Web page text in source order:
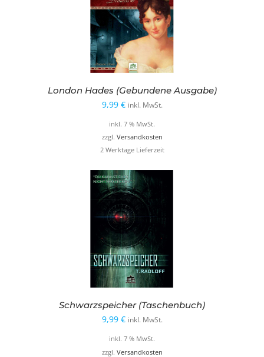
London Hades (Gebundene Ausgabe)
9,99 € inkl. MwSt.
inkl. 7 % MwSt.
zzgl. Versandkosten
2 Werktage Lieferzeit
Schwarzspeicher (Taschenbuch)
9,99 € inkl. MwSt.
inkl. 7 % MwSt.
zzgl. Versandkosten